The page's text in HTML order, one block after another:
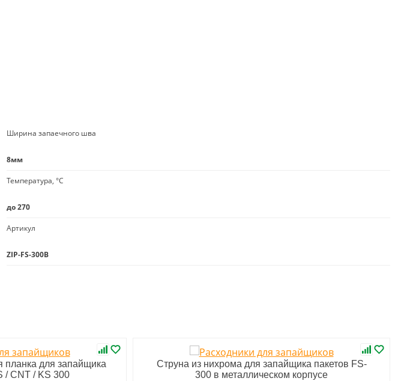
Ширина запаечного шва
8мм
Температура, °C
до 270
Артикул
ZIP-FS-300B
для запайщика
/ CNT / KS 300
Струна из нихрома для запайщика пакетов FS-
300 в металлическом корпусе